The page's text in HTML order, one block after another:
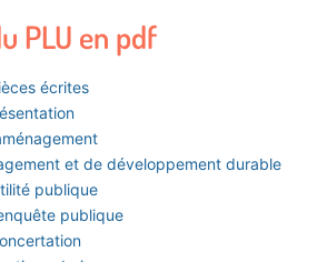
PLU en pdf
écrites
et de développement durable
publique
publique